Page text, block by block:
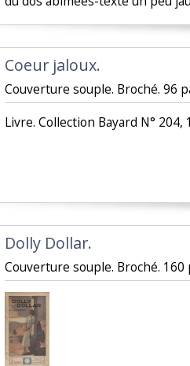
‎Coeur jaloux.‎
‎Couverture souple. Broché. 96
‎Livre. Collection Bayard N° 204,
‎Dolly Dollar.‎
‎Couverture souple. Broché. 160